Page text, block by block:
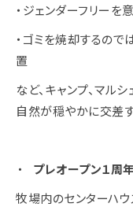
・ジェンダーフリーを
・ゴミを焼却するので
置
など、キャンプ、マル
自然が穏やかに交差
プレオープン１周
牧場内のセンターハ